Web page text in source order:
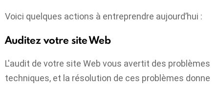
Voici quelques actions à entreprendre aujourd’hui :
Auditez votre site Web
L'audit de votre site Web vous avertit des problèmes
techniques, et la résolution de ces problèmes donne